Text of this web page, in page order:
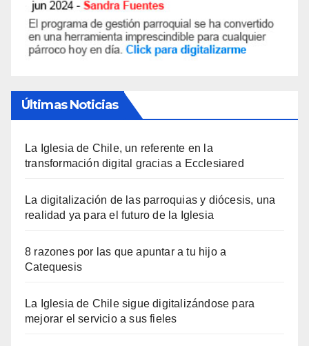
Últimas Noticias
La Iglesia de Chile, un referente en la
transformación digital gracias a Ecclesiared
La digitalización de las parroquias y diócesis, una
realidad ya para el futuro de la Iglesia
8 razones por las que apuntar a tu hijo a
Catequesis
La Iglesia de Chile sigue digitalizándose para
mejorar el servicio a sus fieles